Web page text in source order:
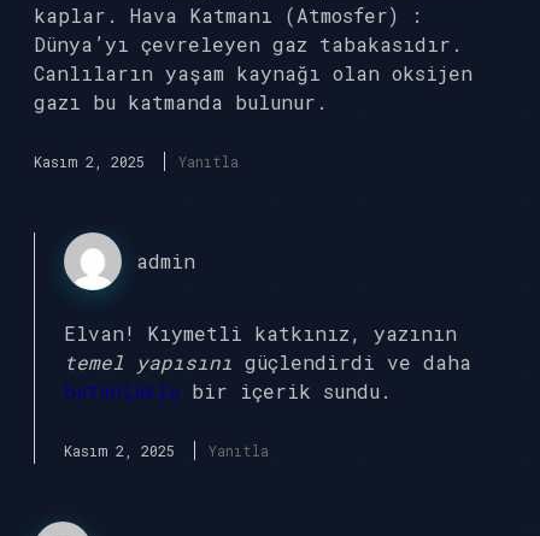
kaplar. Hava Katmanı (Atmosfer) :
Dünya’yı çevreleyen gaz tabakasıdır.
Canlıların yaşam kaynağı olan oksijen
gazı bu katmanda bulunur.
Kasım 2, 2025 Yanıtla
admin
Elvan! Kıymetli katkınız, yazının
temel yapısını güçlendirdi ve daha
bütünlüklü bir içerik sundu.
Kasım 2, 2025 Yanıtla